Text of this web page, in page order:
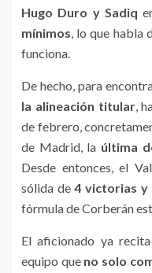
Hugo Duro y Sadiq
mínimos, lo que habla
funciona.
De hecho, para
la alineación titular,
de febrero,
de Madrid, la última
Desde entonces, el
sólida de4 victorias y
fórmula de Corberán
El aficionado ya
equipo que no solo